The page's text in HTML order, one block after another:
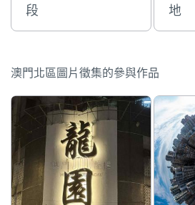
段
地
澳門北區圖片徵集的參與作品